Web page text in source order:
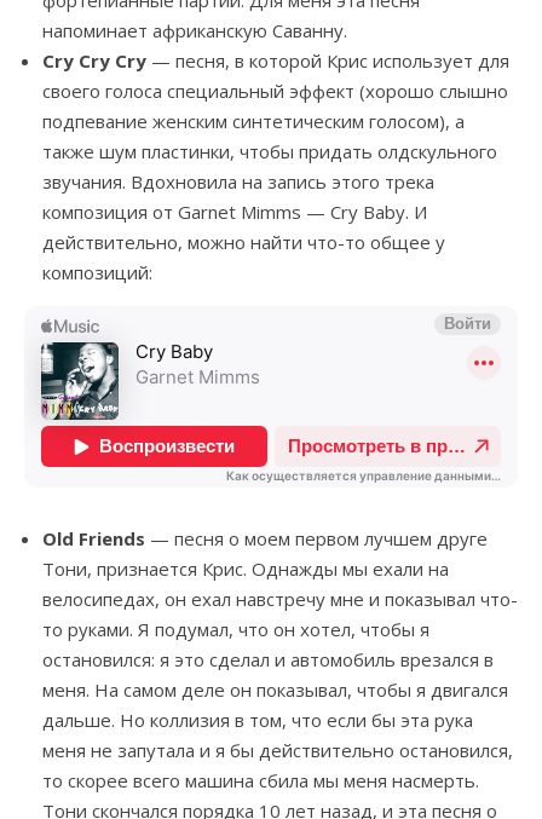
напоминает африканскую Саванну.
Cry Cry Cry — песня, в которой Крис использует для
своего голоса специальный эффект (хорошо слышно
подпевание женским синтетическим голосом), а
также шум пластинки, чтобы придать олдскульного
звучания. Вдохновила на запись этого трека
композиция от Garnet Mimms — Cry Baby. И
действительно, можно найти что-то общее у
композиций:
Old Friends — песня о моем первом лучшем друге
Тони, признается Крис. Однажды мы ехали на
велосипедах, он ехал навстречу мне и показывал что-
то руками. Я подумал, что он хотел, чтобы я
остановился: я это сделал и автомобиль врезался в
меня. На самом деле он показывал, чтобы я двигался
дальше. Но коллизия в том, что если бы эта рука
меня не запутала и я бы действительно остановился,
то скорее всего машина сбила мы меня насмерть.
Тони скончался порядка 10 лет назад, и эта песня о